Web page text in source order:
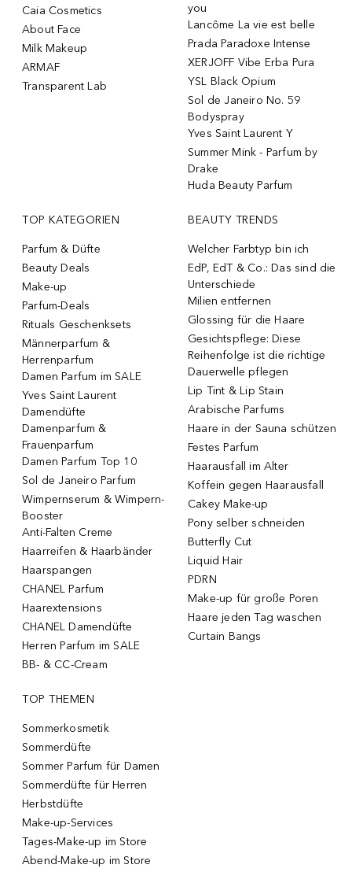
Caia Cosmetics
About Face
Milk Makeup
ARMAF
Transparent Lab
you
Lancôme La vie est belle
Prada Paradoxe Intense
XERJOFF Vibe Erba Pura
YSL Black Opium
Sol de Janeiro No. 59
Bodyspray
Yves Saint Laurent Y
Summer Mink - Parfum by
Drake
Huda Beauty Parfum
TOP KATEGORIEN
Parfum & Düfte
Beauty Deals
Make-up
Parfum-Deals
Rituals Geschenksets
Männerparfum &
Herrenparfum
Damen Parfum im SALE
Yves Saint Laurent
Damendüfte
Damenparfum &
Frauenparfum
Damen Parfum Top 10
Sol de Janeiro Parfum
Wimpernserum & Wimpern-
Booster
Anti-Falten Creme
Haarreifen & Haarbänder
Haarspangen
CHANEL Parfum
Haarextensions
CHANEL Damendüfte
Herren Parfum im SALE
BB- & CC-Cream
BEAUTY TRENDS
Welcher Farbtyp bin ich
EdP, EdT & Co.: Das sind die
Unterschiede
Milien entfernen
Glossing für die Haare
Gesichtspflege: Diese
Reihenfolge ist die richtige
Dauerwelle pflegen
Lip Tint & Lip Stain
Arabische Parfums
Haare in der Sauna schützen
Festes Parfum
Haarausfall im Alter
Koffein gegen Haarausfall
Cakey Make-up
Pony selber schneiden
Butterfly Cut
Liquid Hair
PDRN
Make-up für große Poren
Haare jeden Tag waschen
Curtain Bangs
TOP THEMEN
Sommerkosmetik
Sommerdüfte
Sommer Parfum für Damen
Sommerdüfte für Herren
Herbstdüfte
Make-up-Services
Tages-Make-up im Store
Abend-Make-up im Store